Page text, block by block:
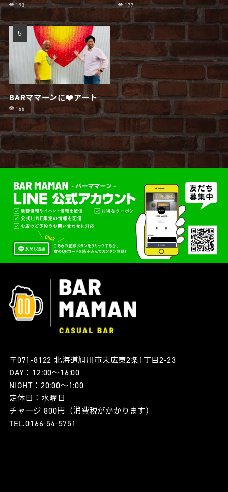
193 177
BARママーンに❤️アート
166
〒071-8122 北海道旭川市末広東2条1丁目2-23
DAY：12:00〜16:00
NIGHT：20:00〜1:00
定休日：水曜日
チャージ 800円（消費税がかかります）
TEL.0166-54-5751